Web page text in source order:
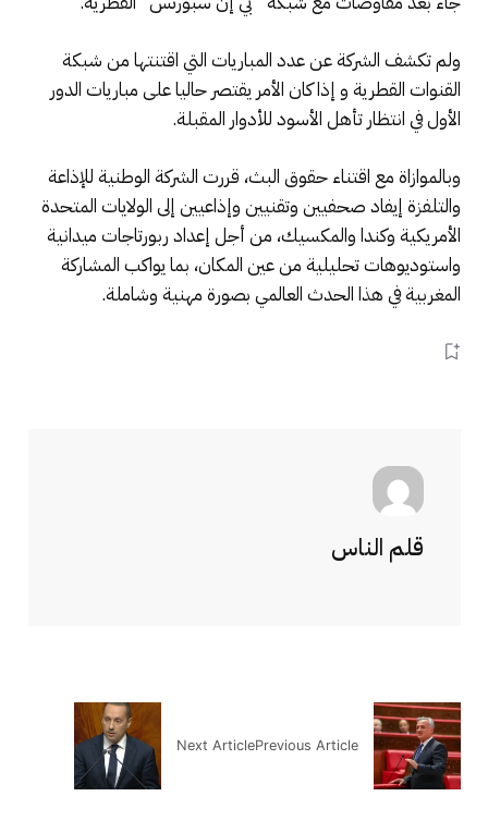
ولم تكشف الشركة عن عدد المباريات التي اقتنتها من شبكة
القنوات القطرية و إذا كان الأمر يقتصر حاليا على مباريات الدور
الأول في انتظار تأهل الأسود للأدوار المقبلة.
وبالموازاة مع اقتناء حقوق البث، قررت الشركة الوطنية للإذاعة
والتلفزة إيفاد صحفيين وتقنيين وإذاعيين إلى الولايات المتحدة
الأمريكية وكندا والمكسيك، من أجل إعداد ربورتاجات ميدانية
واستوديوهات تحليلية من عين المكان، بما يواكب المشاركة
المغربية في هذا الحدث العالمي بصورة مهنية وشاملة.
قلم الناس
Previous Article
Next Article